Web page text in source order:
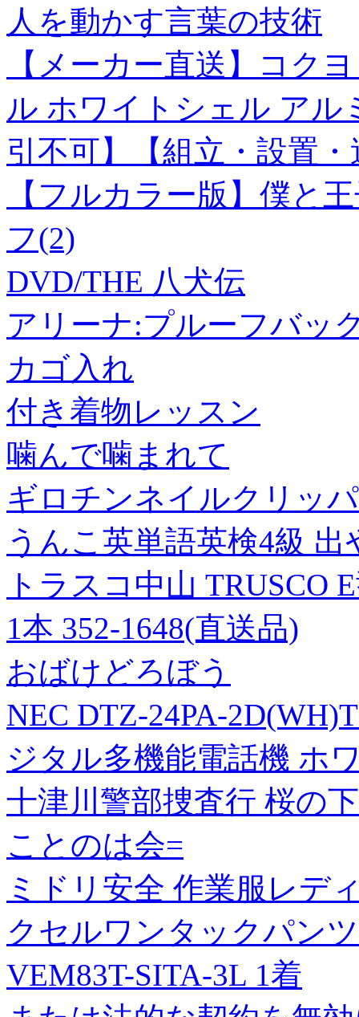
人を動かす言葉の技術
【メーカー直送】コク
ル ホワイトシェル アル
引不可】【組立・設置
【フルカラー版】僕と
フ(2)
DVD/THE 八犬伝
アリーナ:プルーフバッ
カゴ入れ
付き着物レッスン
噛んで噛まれて
ギロチンネイルクリッ
うんこ英単語英検4級
トラスコ中山 TRUSCO
1本 352-1648(直送品)
おばけどろぼう
NEC DTZ-24PA-
ジタル多機能電話機 ホ
十津川警部捜査行 桜の
ことのは会=
ミドリ安全 作業服レデ
クセルワンタックパン
VEM83T-SITA-3L 1着